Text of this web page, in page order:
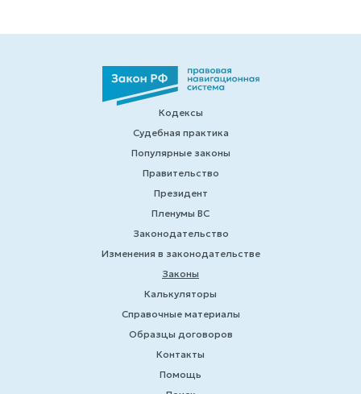
Кодексы
Судебная практика
Популярные законы
Правительство
Президент
Пленумы ВС
Законодательство
Изменения в законодательстве
Законы
Калькуляторы
Справочные материалы
Образцы договоров
Контакты
Помощь